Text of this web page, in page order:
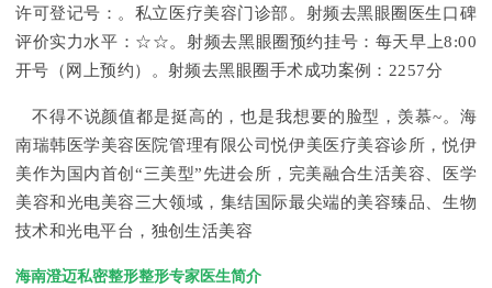
许可登记号：。私立医疗美容门诊部。射频去黑眼圈医生口碑
评价实力水平：☆☆。射频去黑眼圈预约挂号：每天早上8:00
开号（网上预约）。射频去黑眼圈手术成功案例：2257分
不得不说颜值都是挺高的，也是我想要的脸型，羡慕~。海
南瑞韩医学美容医院管理有限公司悦伊美医疗美容诊所，悦伊
美作为国内首创“三美型”先进会所，完美融合生活美容、医学
美容和光电美容三大领域，集结国际最尖端的美容臻品、生物
技术和光电平台，独创生活美容
海南澄迈私密整形整形专家医生简介